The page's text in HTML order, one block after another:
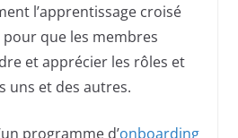
l’apprentissage croisé
pour que les membres
et apprécier les rôles et
uns et des autres.
programme d’onboarding